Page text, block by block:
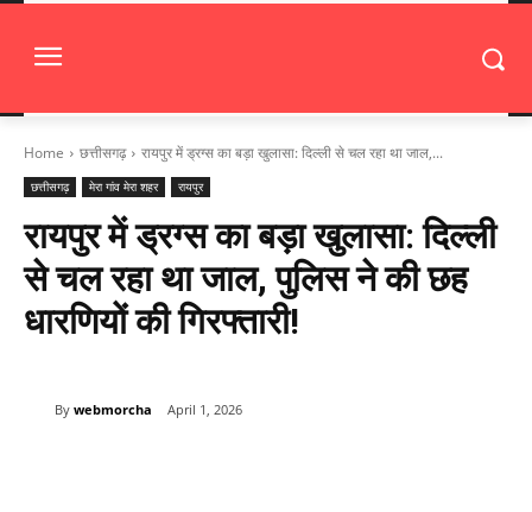
Home छत्तीसगढ़ रायपुर में ड्रग्स का बड़ा खुलासा: दिल्ली से चल रहा था जाल,...
छत्तीसगढ़ मेरा गांव मेरा शहर रायपुर
रायपुर में ड्रग्स का बड़ा खुलासा: दिल्ली
से चल रहा था जाल, पुलिस ने की छह
धारणियों की गिरफ्तारी!
By webmorcha April 1, 2026